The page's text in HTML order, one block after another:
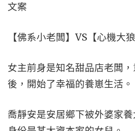
文案
【佛系小老闆】VS【心機大狼
女主前身是知名甜品店老闆
後，開始了幸福的養崽生活。
喬靜安是安居鄉下被外婆家